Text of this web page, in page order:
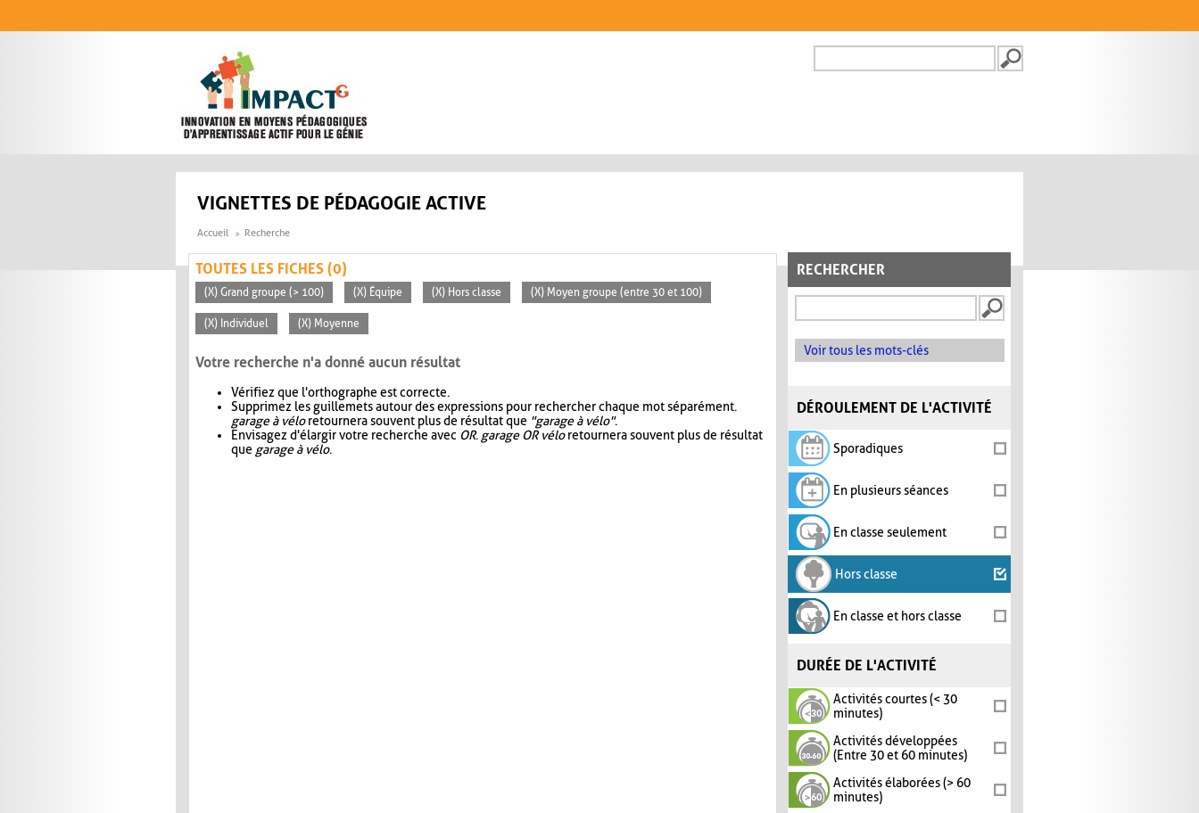
FORMULAIRE DE
VIGNETTES DE PÉDAGOGIE ACTIVE
Accueil Recherche
RECHERCHER
Voir tous les mots-clés
DÉROULEMENT DE L'ACTIVITÉ
Sporadiques
En plusieurs séances
En classe seulement
Hors classe
En classe et hors classe
DURÉE DE L'ACTIVITÉ
Activités courtes (< 30
minutes)
Activités développées
(Entre 30 et 60 minutes)
Activités élaborées (> 60
minutes)
TOUTES LES FICHES (0)
(X) Grand groupe (> 100) (X) Équipe (X) Hors classe (X) Moyen groupe (entre 30 et 100)
(X) Individuel (X) Moyenne
Votre recherche n'a donné aucun résultat
Vérifiez que l'orthographe est correcte.
Supprimez les guillemets autour des expressions pour rechercher chaque mot séparément.
garage à véloretournera souvent plus de résultat que "garage à vélo".
Envisagez d'élargir votre recherche avec OR. garage OR véloretournera souvent plus de résultat
que garage à vélo.